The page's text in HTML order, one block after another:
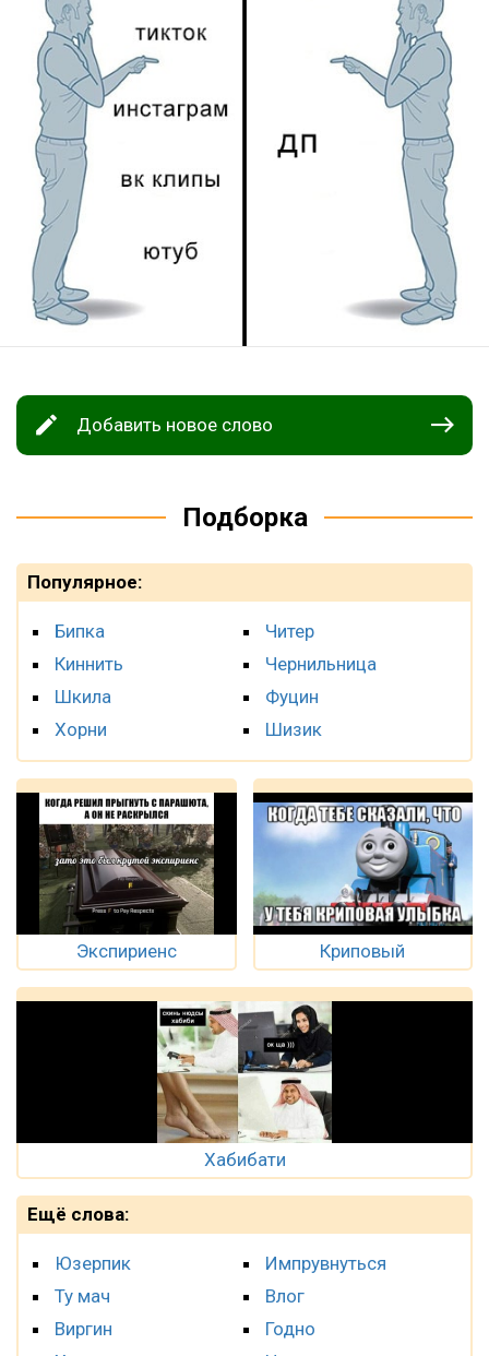
Добавить новое слово
Подборка
Популярное:
Бипка
Киннить
Шкила
Хорни
Читер
Чернильница
Фуцин
Шизик
Экспириенс Криповый
Хабибати
Ещё слова:
Юзерпик
Ту мач
Виргин
Импрувнуться
Влог
Годно